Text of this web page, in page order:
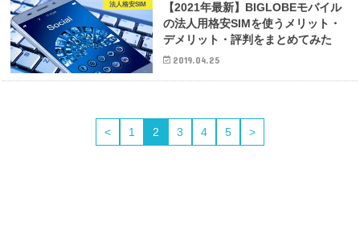
法人格安SIM
【2021年最新】BIGLOBEモバイル
の法人用格安SIMを使うメリット・
デメリット・評判をまとめてみた
2019.04.25
< 1 2 3 4 5 >